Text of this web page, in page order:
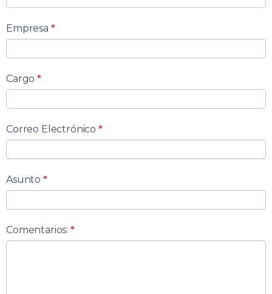
Empresa *
Cargo*
Correo Electrónico *
Asunto *
Comentarios: *